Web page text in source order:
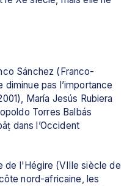
Sánchez (Franco-
pas l’importance
María Jesús Rubiera
Torres Balbás
dans l’Occident
de l'Hégire (VIIIe siècle de
nord-africaine, les